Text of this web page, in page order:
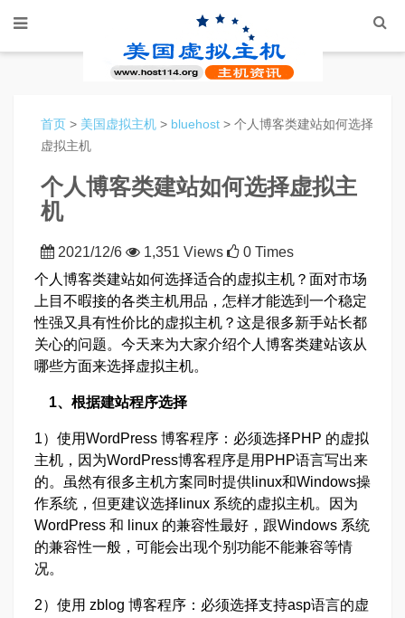
首页 > 美国虚拟主机 > bluehost > 个人博客类建站如何选择
虚拟主机
个人博客类建站如何选择虚拟主
机
2021/12/6 1,351 Views
0 Times
个人博客类建站如何选择适合的虚拟主机？面对市场
上目不暇接的各类主机用品，怎样才能选到一个稳定
性强又具有性价比的虚拟主机？这是很多新手站长都
关心的问题。今天来为大家介绍个人博客类建站该从
哪些方面来选择虚拟主机。
1、根据建站程序选择
1）使用WordPress 博客程序：必须选择PHP 的虚拟
主机，因为WordPress博客程序是用PHP语言写出来
的。虽然有很多主机方案同时提供linux和Windows操
作系统，但更建议选择linux 系统的虚拟主机。因为
WordPress 和 linux 的兼容性最好，跟Windows 系统
的兼容性一般，可能会出现个别功能不能兼容等情
况。
2）使用 zblog 博客程序：必须选择支持asp语言的虚